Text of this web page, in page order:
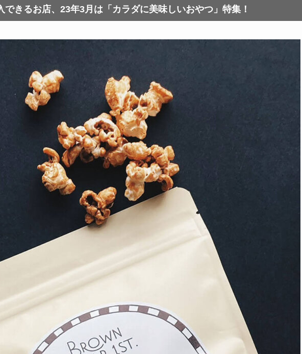
できるお店、23年3月は「カラダに美味しいおやつ」特集！